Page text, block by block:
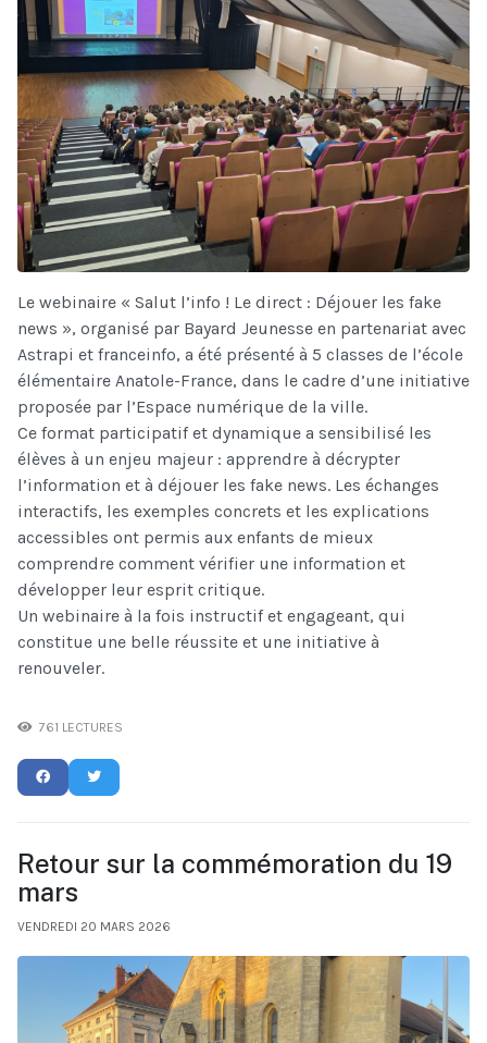
Le webinaire « Salut l’info ! Le direct : Déjouer les fake
news », organisé par Bayard Jeunesse en partenariat avec
Astrapi et franceinfo, a été présenté à 5 classes de l’école
élémentaire Anatole-France, dans le cadre d’une initiative
proposée par l’Espace numérique de la ville.
Ce format participatif et dynamique a sensibilisé les
élèves à un enjeu majeur : apprendre à décrypter
l’information et à déjouer les fake news. Les échanges
interactifs, les exemples concrets et les explications
accessibles ont permis aux enfants de mieux
comprendre comment vérifier une information et
développer leur esprit critique.
Un webinaire à la fois instructif et engageant, qui
constitue une belle réussite et une initiative à
renouveler.
761 LECTURES
Retour sur la commémoration du 19
mars
VENDREDI 20 MARS 2026